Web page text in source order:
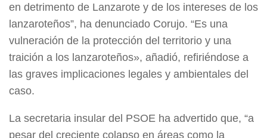
en detrimento de Lanzarote y de los intereses de los
lanzaroteños”, ha denunciado Corujo. “Es una
vulneración de la protección del territorio y una
traición a los lanzaroteños», añadió, refiriéndose a
las graves implicaciones legales y ambientales del
caso.
La secretaria insular del PSOE ha advertido que, “a
pesar del creciente colapso en áreas como la